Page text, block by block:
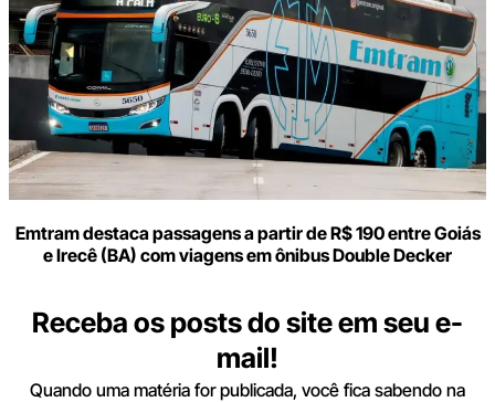
Emtram destaca passagens a partir de R$ 190 entre Goiás
e Irecê (BA) com viagens em ônibus Double Decker
Receba os posts do site em seu e-
mail!
Quando uma matéria for publicada, você fica sabendo na